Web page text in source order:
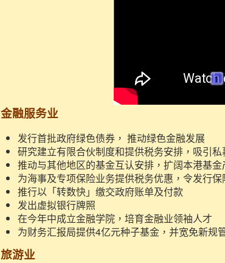
1
金融服务业
发行首批政府绿色债券， 推动绿色金融发展
研究建立有限合伙制度和提供税务安排，吸引
推动与其他地区的基金互认安排，扩阔本港基
为海事及专项保险业务提供税务优惠，令发行
推行以「转数快」缴交政府账单及付款
发出虚拟银行牌照
在今年中成立金融学院，培育金融业领袖人才
为财务汇报局提供4亿元种子基金，并宽免新规
旅游业